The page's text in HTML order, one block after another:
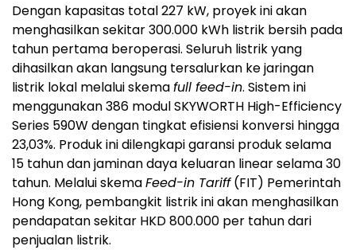
Dengan kapasitas total 227 kW, proyek ini akan
menghasilkan sekitar 300.000 kWh listrik bersih pada
tahun pertama beroperasi. Seluruh listrik yang
dihasilkan akan langsung tersalurkan ke jaringan
listrik lokal melalui skemafull feed-in. Sistem ini
menggunakan 386 modul SKYWORTH High-Efficiency
Series 590W dengan tingkat efisiensi konversi hingga
23,03%. Produk ini dilengkapi garansi produk selama
15 tahun dan jaminan daya keluaran linear selama 30
tahun. Melalui skemaFeed-in Tariff(FIT) Pemerintah
Hong Kong, pembangkit listrik ini akan menghasilkan
pendapatan sekitar HKD 800.000 per tahun dari
penjualan listrik.